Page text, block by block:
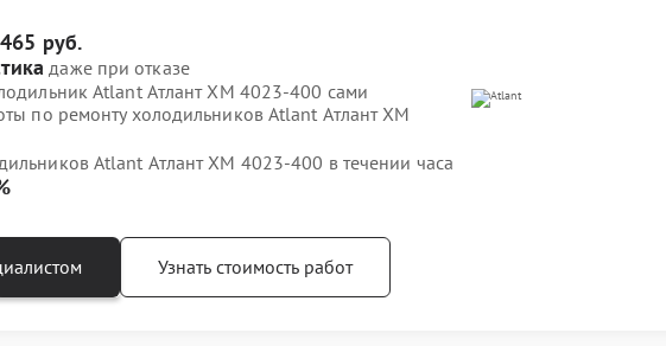
руб.
даже при отказе
Atlant Атлант ХМ 4023-400 сами
по ремонту холодильников Atlant Атлант ХМ
Atlant Атлант ХМ 4023-400 в течении часа
Узнать стоимость работ